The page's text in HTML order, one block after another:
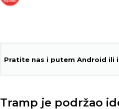
Pratite nas i putem Android ili
Tramp je podržao